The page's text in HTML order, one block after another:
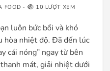
FOOD - 10 LƯỢT XEM
luôn bức bối và khó
hòa nhiệt độ. Đã đến lúc
cái nóng” ngay từ bên
mát, giải nhiệt dưới